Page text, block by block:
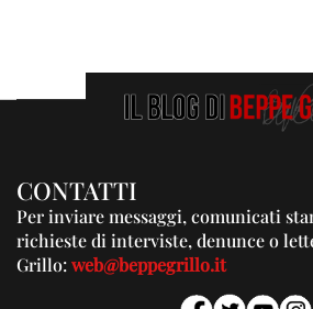
CONTATTI
Per inviare messaggi, comunicati
richieste di interviste, denunce o
Grillo:web@beppegrillo.it